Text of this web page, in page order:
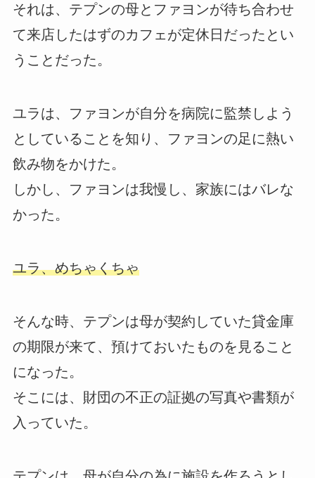
それは、テプンの母とファヨンが待ち合わせ
て来店したはずのカフェが定休日だったとい
うことだった。
ユラは、ファヨンが自分を病院に監禁しよう
としていることを知り、ファヨンの足に熱い
飲み物をかけた。
しかし、ファヨンは我慢し、家族にはバレな
かった。
ユラ、めちゃくちゃ
そんな時、テプンは母が契約していた貸金庫
の期限が来て、預けておいたものを見ること
になった。
そこには、財団の不正の証拠の写真や書類が
入っていた。